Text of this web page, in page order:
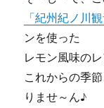
「紀州紀ノ川
ンを使った
レモン風味の
これからの季
りませ～ん♪